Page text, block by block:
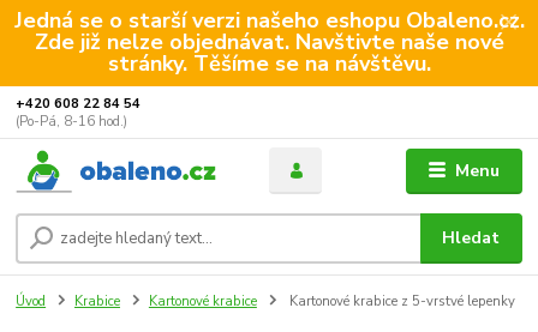
Jedná se o starší verzi našeho eshopu Obaleno.cz.
Zde již nelze objednávat. Navštivte naše nové
stránky. Těšíme se na návštěvu.
Menu
Hledat
+420 608 22 84 54
(Po-Pá, 8-16 hod.)
Úvod Krabice Kartonové krabice Kartonové krabice z 5-vrstvé lepenky